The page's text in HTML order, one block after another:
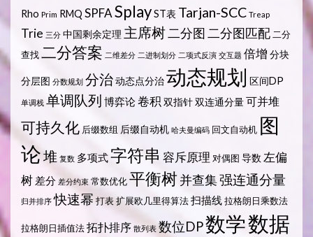
Rho Prim RMQ SPFASplayST表 Tarjan-SCC Treap
Trie 三分 中国剩余定理 主席树二分图 二分图匹配二分
查找二分答案 二维差分 二进制划分 二项式反演 交互题 倍增 分块
分层图 分数规划 分治动态点分治动态规划 区间DP
单调栈 单调队列 博弈论卷积 双指针双连通分量可并堆
可持久化 后缀数组 后缀自动机 哈夫曼编码 回文自动机 图
论堆 复数 多项式字符串 容斥原理 对偶图 导数 左偏
树 差分 差分约束 常数优化平衡树并查集强连通分量
归并排序 快速幂 打表扩展欧几里得算法扫描线拉格朗日乘数法
拉格朗日插值法拓扑排序 散列表 数位DP数学数据